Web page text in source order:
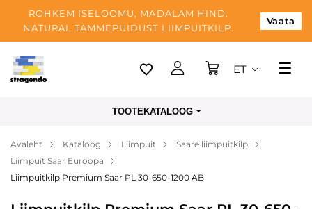
ROHKEM ISELOOMU, MADALAM HIND.
NATURAL TAMMEPUIDUST LIIMPUITKILP.
Vaata
Tallinn
Makse
Meist
ET
TOOTEKATALOOG
Avaleht Kataloog Liimpuit
Saare liimpuitkilp
Liimpuit Saar Euroopa
Liimpuitkilp Premium Saar PL 30-650-1200 AB